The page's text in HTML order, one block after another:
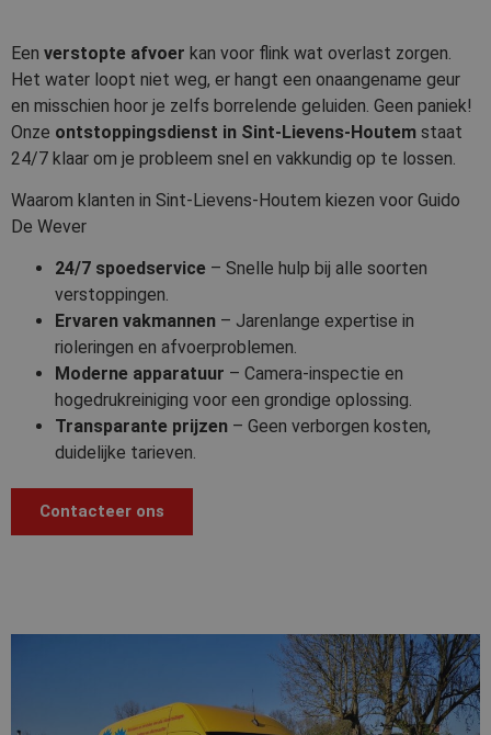
Een verstopte afvoer kan voor flink wat overlast zorgen.
Het water loopt niet weg, er hangt een onaangename geur
en misschien hoor je zelfs borrelende geluiden. Geen paniek!
Onze ontstoppingsdienst in Sint-Lievens-Houtem staat
24/7 klaar om je probleem snel en vakkundig op te lossen.
Waarom klanten in Sint-Lievens-Houtem kiezen voor Guido
De Wever
24/7 spoedservice – Snelle hulp bij alle soorten
verstoppingen.
Ervaren vakmannen – Jarenlange expertise in
rioleringen en afvoerproblemen.
Moderne apparatuur – Camera-inspectie en
hogedrukreiniging voor een grondige oplossing.
Transparante prijzen – Geen verborgen kosten,
duidelijke tarieven.
Contacteer ons